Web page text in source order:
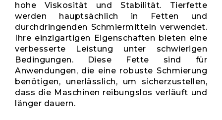
hohe Viskosität und Stabilität. Tierfette
werden hauptsächlich in Fetten und
durchdringenden Schmiermitteln verwendet.
Ihre einzigartigen Eigenschaften bieten eine
verbesserte Leistung unter schwierigen
Bedingungen. Diese Fette sind für
Anwendungen, die eine robuste Schmierung
benötigen, unerlässlich, um sicherzustellen,
dass die Maschinen reibungslos verläuft und
länger dauern.